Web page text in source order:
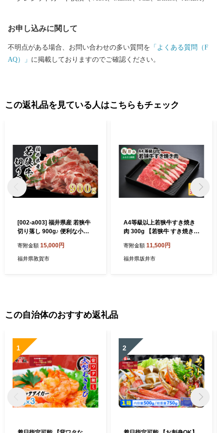
ストップ特例申請書類受付係 宛
お申し込みに関して
不明点がある場合、お問い合わせの多い質問を 「よくある質問（F
AQ）」 に掲載しておりますのでご確認ください。
この返礼品を見ている人はこちらもチェック
[002-a003] 福井県産 若狭牛
切り落し 900g♪ 便利な小分
産牛肉 冷凍 感謝祭 】
寄附金額 15,000円
福井県敦賀市
A4等級以上若狭牛すき焼き
肉 300g 【若狭牛 すき焼き A
毛和種 ブランド牛 和牛 肉 牛
牛肉 坂井市 福井県産 国産 冷
寄附金額 11,500円
福井県坂井市
この自治体のおすすめ返礼品
1 2